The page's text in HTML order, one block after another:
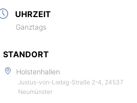
UHRZEIT
Ganztags
STANDORT
Holstenhallen
Justus-von-Liebig-Straße 2-4, 24537
Neumünster